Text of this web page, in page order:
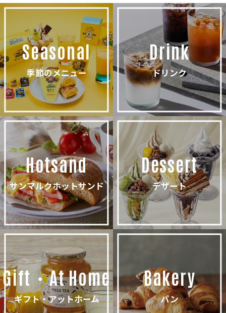
Seasonal
季節のメニュー
Drink
ドリンク
Hotsand
サンマルクホットサンド
Dessert
デザート
Gift・At Home
ギフト・アットホーム
Bakery
パン